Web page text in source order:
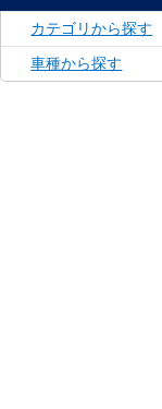
カテゴリから探す
車種から探す